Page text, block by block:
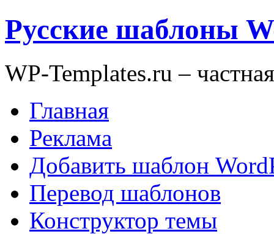
Русские шаблоны
WP-Templates.ru –
Главная
Реклама
Добавить шаблон
Перевод шаблонов
Конструктор темы